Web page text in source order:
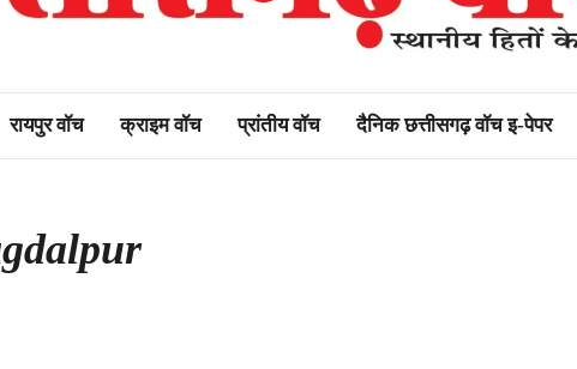
रायपुर वॉच क्राइम वॉच प्रांतीय वॉच दैनिक छत्तीसगढ़ वॉच इ-पेपर